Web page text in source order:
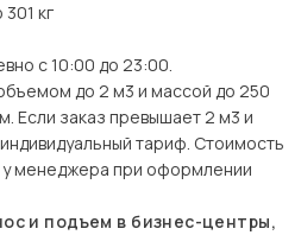
кг
с 10:00 до 23:00.
до 2 м3 и массой до 250
Если заказ превышает 2 м3 и
тариф. Стоимость
у менеджера при оформлении
и подъем в бизнес-центры,